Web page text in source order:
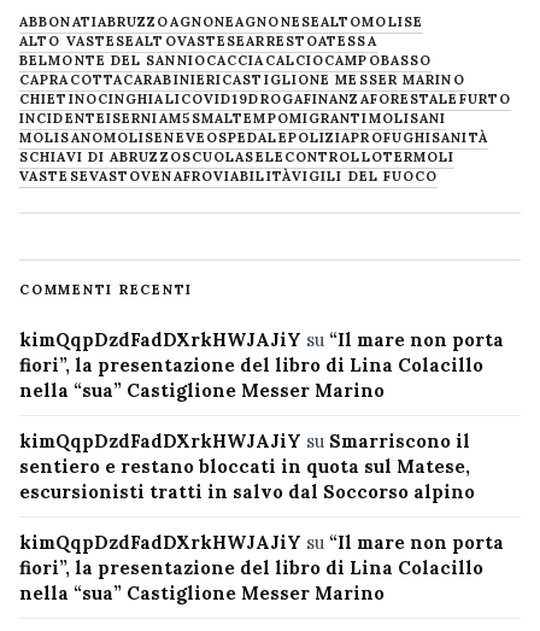
ABBONATIABRUZZOAGNONEAGNONESEALTOMOLISE
ALTO VASTESEALTOVASTESEARRESTOATESSA
BELMONTE DEL SANNIOCACCIACALCIOCAMPOBASSO
CAPRACOTTACARABINIERICASTIGLIONE MESSER MARINO
CHIETINOCINGHIALICOVID19DROGAFINANZAFORESTALE FURTO
INCIDENTEISERNIAM5SMALTEMPOMIGRANTIMOLISANI
MOLISANOMOLISENEVE OSPEDALEPOLIZIAPROFUGHISANITÀ
SCHIAVI DI ABRUZZOSCUOLASELECONTROLLOTERMOLI
VASTESEVASTOVENAFROVIABILITÀVIGILI DEL FUOCO
COMMENTI RECENTI
kimQqpDzdFadDXrkHWJAJiY su “Il mare non porta
fiori”, la presentazione del libro di Lina Colacillo
nella “sua” Castiglione Messer Marino
kimQqpDzdFadDXrkHWJAJiY su Smarriscono il
sentiero e restano bloccati in quota sul Matese,
escursionisti tratti in salvo dal Soccorso alpino
kimQqpDzdFadDXrkHWJAJiY su “Il mare non porta
fiori”, la presentazione del libro di Lina Colacillo
nella “sua” Castiglione Messer Marino